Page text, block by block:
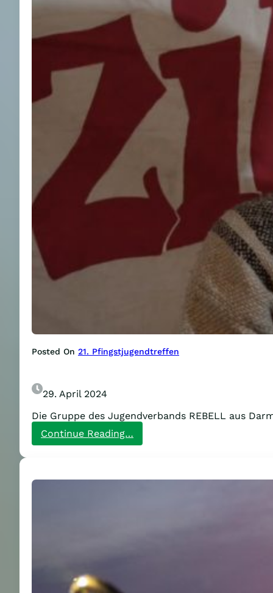
Posted On 21. Pfingstjugendtreffen
29. April 2024
Die Gruppe des Jugendverbands REBELL aus
Continue Reading…
REBELL
Mobi-